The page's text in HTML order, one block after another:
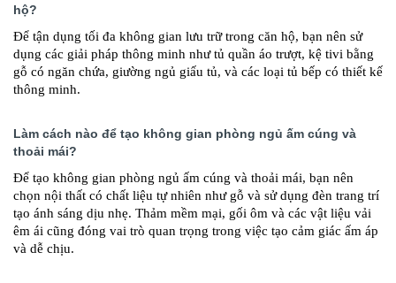
hộ?
Để tận dụng tối đa không gian lưu trữ trong căn hộ, bạn nên sử
dụng các giải pháp thông minh như tủ quần áo trượt, kệ tivi bằng
gỗ có ngăn chứa, giường ngủ giấu tủ, và các loại tủ bếp có thiết kế
thông minh.
Làm cách nào để tạo không gian phòng ngủ ấm cúng và
thoải mái?
Để tạo không gian phòng ngủ ấm cúng và thoải mái, bạn nên
chọn nội thất có chất liệu tự nhiên như gỗ và sử dụng đèn trang trí
tạo ánh sáng dịu nhẹ. Thảm mềm mại, gối ôm và các vật liệu vải
êm ái cũng đóng vai trò quan trọng trong việc tạo cảm giác ấm áp
và dễ chịu.